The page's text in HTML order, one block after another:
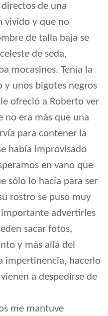
de una
vivido y que no
de talla baja se
de seda,
mocasines. Tenía la
y unos bigotes negros
ofreció a Roberto ver
no era más que una
para contener la
había improvisado
en vano que
sólo lo hacía para ser
rostro se puso muy
advertirles
sacar fotos,
y más allá del
impertinencia, hacerlo
a despedirse de
me mantuve